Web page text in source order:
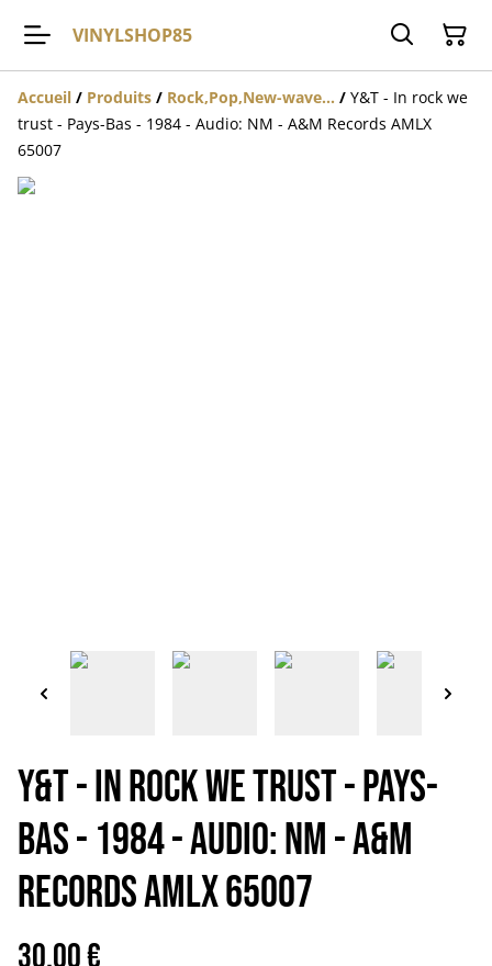
VINYLSHOP85
Accueil / Produits / Rock,Pop,New-wave... / Y&T - In rock we
trust - Pays-Bas - 1984 - Audio: NM - A&M Records AMLX
65007
Y&T - In rock we trust - Pays-
Bas - 1984 - Audio: NM - A&M
Records AMLX 65007